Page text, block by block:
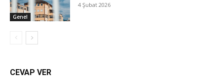
Genel
4 Şubat 2026
CEVAP VER